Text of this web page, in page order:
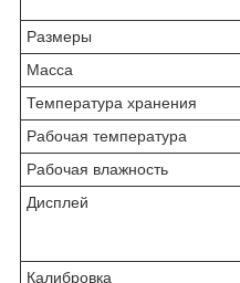
Размеры
Масса
Температура хранения
Рабочая температура
Рабочая влажность
Дисплей
Калибровка